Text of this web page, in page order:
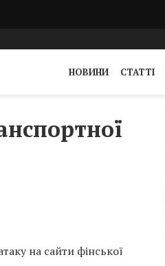
НОВИНИ СТАТТІ
на сайти фінської